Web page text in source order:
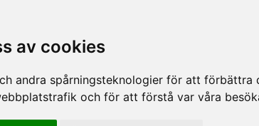
av cookies
andra spårningsteknologier för att
och för att förstå var våra